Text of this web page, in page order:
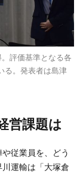
評価基準となる各
る。発表者は島津
営課題は
従業員を、どう
運輸は「大塚倉